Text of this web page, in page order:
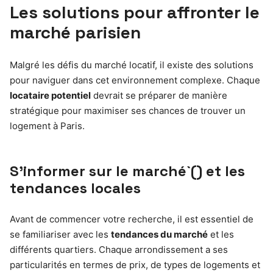
Les solutions pour affronter le
marché parisien
Malgré les défis du marché locatif, il existe des solutions
pour naviguer dans cet environnement complexe. Chaque
locataire potentiel devrait se préparer de manière
stratégique pour maximiser ses chances de trouver un
logement à Paris.
S’informer sur le marché`() et les
tendances locales
Avant de commencer votre recherche, il est essentiel de
se familiariser avec les tendances du marché et les
différents quartiers. Chaque arrondissement a ses
particularités en termes de prix, de types de logements et